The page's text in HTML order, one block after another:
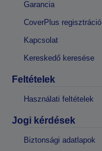
Garancia
CoverPlus regisztráció
Kapcsolat
Kereskedő keresése
Feltételek
Használati feltételek
Jogi kérdések
Biztonsági adatlapok